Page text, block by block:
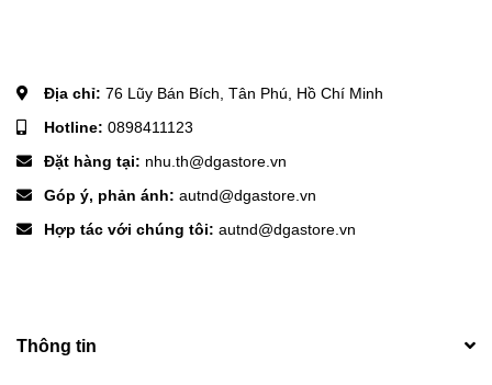
Địa chỉ: 76 Lũy Bán Bích, Tân Phú, Hồ Chí Minh
Hotline: 0898411123
Đặt hàng tại: nhu.th@dgastore.vn
Góp ý, phản ánh: autnd@dgastore.vn
Hợp tác với chúng tôi: autnd@dgastore.vn
Thông tin